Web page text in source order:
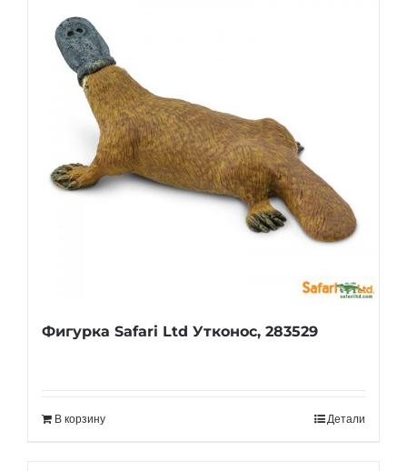
Фигурка Safari Ltd Утконос, 283529
В корзину Детали